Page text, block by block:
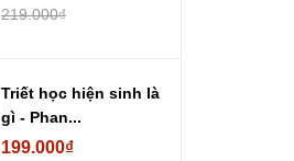
219.000₫
Triết học hiện sinh là
gì - Phan...
199.000₫